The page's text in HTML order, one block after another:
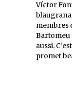
Víctor
membres
Bartomeu
aussi.
promet